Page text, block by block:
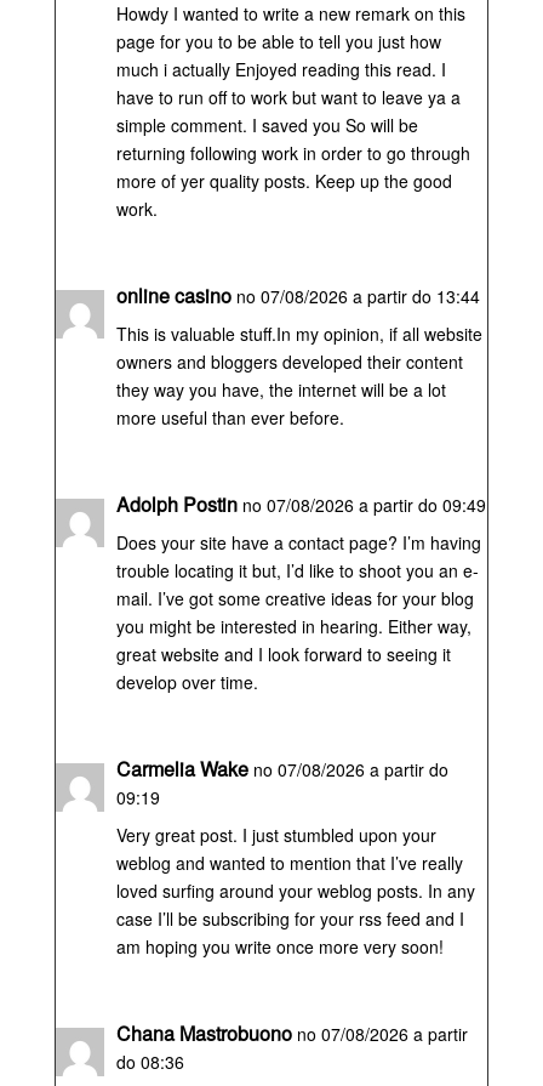
Howdy I wanted to write a new remark on this
page for you to be able to tell you just how
much i actually Enjoyed reading this read. I
have to run off to work but want to leave ya a
simple comment. I saved you So will be
returning following work in order to go through
more of yer quality posts. Keep up the good
work.
online casino no 07/08/2026 a partir do 13:44
This is valuable stuff.In my opinion, if all website
owners and bloggers developed their content
they way you have, the internet will be a lot
more useful than ever before.
Adolph Postin no 07/08/2026 a partir do 09:49
Does your site have a contact page? I’m having
trouble locating it but, I’d like to shoot you an e-
mail. I’ve got some creative ideas for your blog
you might be interested in hearing. Either way,
great website and I look forward to seeing it
develop over time.
Carmelia Wake no 07/08/2026 a partir do
09:19
Very great post. I just stumbled upon your
weblog and wanted to mention that I’ve really
loved surfing around your weblog posts. In any
case I’ll be subscribing for your rss feed and I
am hoping you write once more very soon!
Chana Mastrobuono no 07/08/2026 a partir
do 08:36